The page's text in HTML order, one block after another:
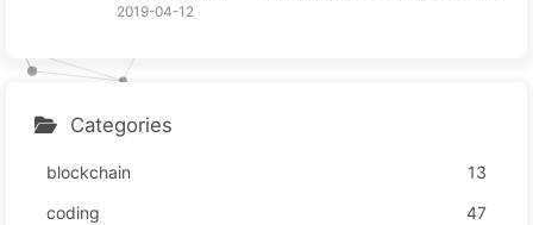
2019-04-12
Categories
blockchain
13
coding
47